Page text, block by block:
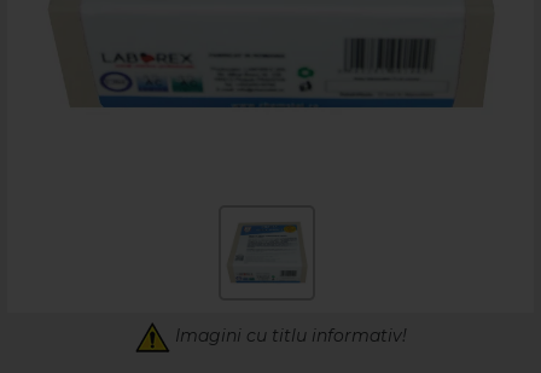
Imagini cu titlu informativ!